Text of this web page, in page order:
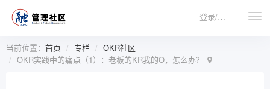
登录/注册
当前位置： 首页 专栏
OKR社区
OKR实践中的痛点（1）：老板的KR我的O，怎么办？